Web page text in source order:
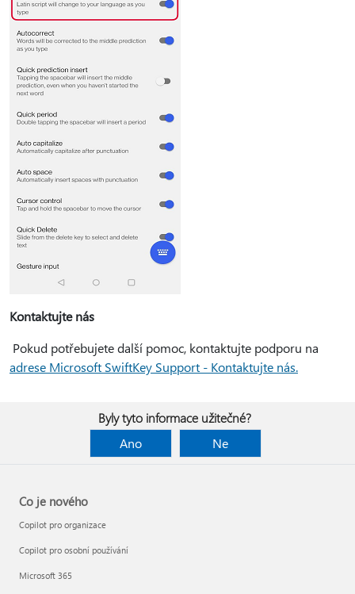
Kontaktujte nás
Pokud potřebujete další pomoc, kontaktujte podporu na
adrese Microsoft SwiftKey Support - Kontaktujte nás.
Byly tyto informace užitečné?
Ano
Ne
Co je nového
Copilot pro organizace
Copilot pro osobní používání
Microsoft 365